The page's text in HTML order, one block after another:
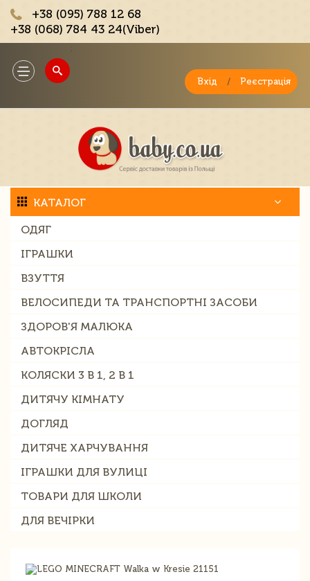
+38 (095) 788 12 68
+38 (068) 784 43 24(Viber)
Toggle
navigation
Вхід / Реєстрація
КАТАЛОГ
ОДЯГ
ІГРАШКИ
ВЗУТТЯ
ВЕЛОСИПЕДИ ТА ТРАНСПОРТНІ ЗАСОБИ
ЗДОРОВ'Я МАЛЮКА
АВТОКРІСЛА
КОЛЯСКИ 3 В 1, 2 В 1
ДИТЯЧУ КІМНАТУ
ДОГЛЯД
ДИТЯЧЕ ХАРЧУВАННЯ
ІГРАШКИ ДЛЯ ВУЛИЦІ
ТОВАРИ ДЛЯ ШКОЛИ
ДЛЯ ВЕЧІРКИ